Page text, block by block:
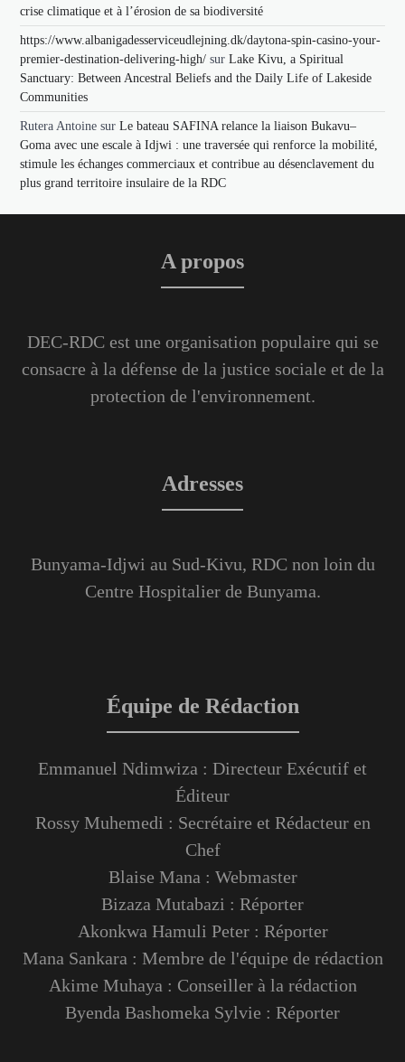
crise climatique et à l’érosion de sa biodiversité
https://www.albanigadesserviceudlejning.dk/daytona-spin-casino-your-
premier-destination-delivering-high/ surLake Kivu, a Spiritual
Sanctuary: Between Ancestral Beliefs and the Daily Life of Lakeside
Communities
Rutera Antoine surLe bateau SAFINA relance la liaison Bukavu–
Goma avec une escale à Idjwi : une traversée qui renforce la mobilité,
stimule les échanges commerciaux et contribue au désenclavement du
plus grand territoire insulaire de la RDC
A propos
DEC-RDC est une organisation populaire qui se
consacre à la défense de la justice sociale et de la
protection de l'environnement.
Adresses
Bunyama-Idjwi au Sud-Kivu, RDC non loin du
Centre Hospitalier de Bunyama.
Équipe de Rédaction
Emmanuel Ndimwiza : Directeur Exécutif et
Éditeur
Rossy Muhemedi : Secrétaire et Rédacteur en
Chef
Blaise Mana : Webmaster
Bizaza Mutabazi : Réporter
Akonkwa Hamuli Peter : Réporter
Mana Sankara : Membre de l'équipe de rédaction
Akime Muhaya : Conseiller à la rédaction
Byenda Bashomeka Sylvie : Réporter